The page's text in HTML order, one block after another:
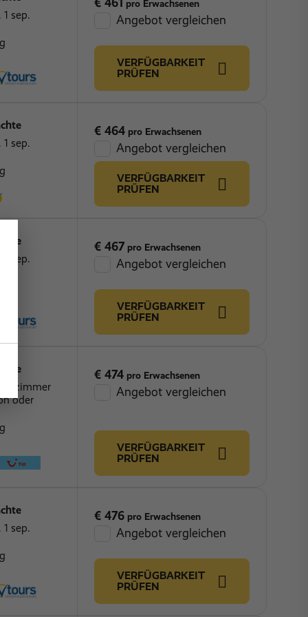
sep.
pro Erwachsenen
Angebot vergleichen
VERFÜGBARKEIT
PRÜFEN
sep.
€ 464pro Erwachsenen
Angebot vergleichen
VERFÜGBARKEIT
PRÜFEN
1 sep.
€ 467pro Erwachsenen
Angebot vergleichen
VERFÜGBARKEIT
PRÜFEN
oder
€ 474pro Erwachsenen
Angebot vergleichen
VERFÜGBARKEIT
PRÜFEN
sep.
€ 476pro Erwachsenen
Angebot vergleichen
VERFÜGBARKEIT
PRÜFEN